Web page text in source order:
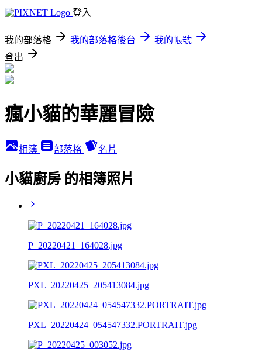
登入
我的部落格 我的部落格後台
我的帳號
登出
瘋小貓的華麗冒險
相簿 部落格 名片
小貓廚房 的相簿照片
P_20220421_164028.jpg
PXL_20220425_205413084.jpg
PXL_20220424_054547332.PORTRAIT.jpg